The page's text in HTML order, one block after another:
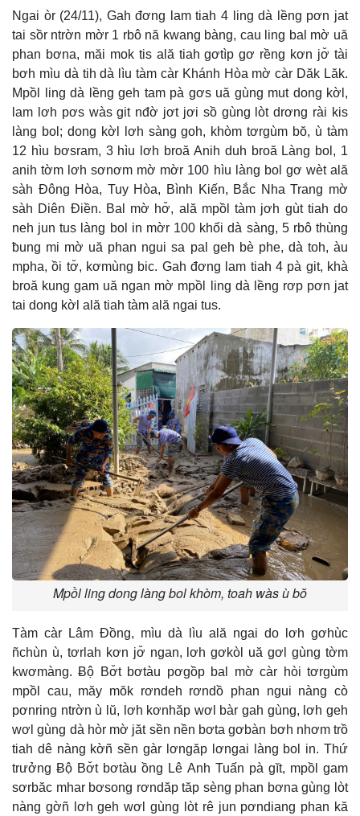
Ngai òr (24/11), Gah đơng lam tiah 4 ling dà lềng pơn jat
tai sồr ntrờn mờr 1 rbô nă kwang bàng, cau ling bal mờ uă
phan bơna, măi mok tis ală tiah gơtìp gơ rềng kơn jơ̆ tài
bơh mìu dà tih dà lìu tàm càr Khánh Hòa mờ càr Dăk Lăk.
Mpồl ling dà lềng geh tam pà gơs uă gùng mut dong kờl,
lam lơh pơs wàs git nđờ jơt jơi sồ gùng lòt drơng rài kis
làng bol; dong kờl lơh sàng goh, khòm tơrgùm bŏ, ù tàm
12 hìu bơsram, 3 hìu lơh broă Anih duh broă Làng bol, 1
anih tờm lơh sơnơm mờ mờr 100 hìu làng bol gơ wèt ală
sàh Đông Hòa, Tuy Hòa, Bình Kiến, Bắc Nha Trang mờ
sàh Diên Điền. Bal mờ hơ̆, ală mpồl tàm jơh gùt tiah do
neh jun tus làng bol in mờr 100 khối dà sàng, 5 rbô thùng
ƀung mi mờ uă phan ngui sa pal geh bè phe, dà toh, àu
mpha, ồi tơ̆, kơmùng bic. Gah đơng lam tiah 4 pà git, khà
broă kung gam uă ngan mờ mpồl ling dà lềng rơp pơn jat
tai dong kờl ală tiah tàm ală ngai tus.
Mpồl ling dong làng bol khòm, toah wàs ù bŏ
Tàm càr Lâm Đồng, mìu dà lìu ală ngai do lơh gơhùc
ñchùn ù, tơrlah kơn jơ̆ ngan, lơh gơkòl uă gơl gùng tờm
kwơmàng. Ƀộ Bơ̆t bơtàu pơgồp bal mờ càr hòi tơrgùm
mpồl cau, măy mŏk rơndeh rơndồ phan ngui nàng cò
pơnring ntrờn ù lŭ, lơh kơnhăp wơl bàr gah gùng, lơh geh
wơl gùng dà hòr mờ jăt sền nền bơta gơbàn bơh nhơm trồ
tiah dê nàng kờñ sền gàr lơngăp lơngai làng bol in. Thứ
trưởng Ƀộ Bơ̆t bơtàu ồng Lê Anh Tuấn pà gĭt, mpồl gam
sơrbăc mhar bơsong rơndăp tăp sèng phan bơna gùng lòt
nàng gờñ lơh geh wơl gùng lòt rê jun pơndiang phan kă